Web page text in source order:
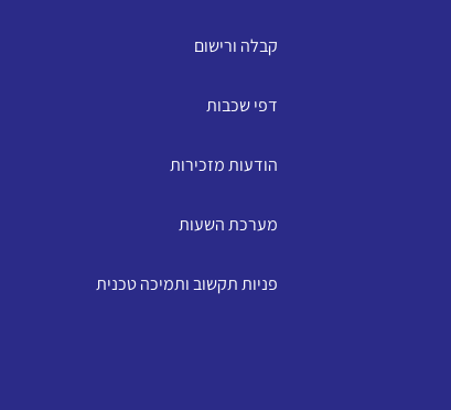
קבלה ורישום
דפי שכבות
הודעות מזכירות
מערכת השעות
פניות תקשוב ותמיכה טכנית